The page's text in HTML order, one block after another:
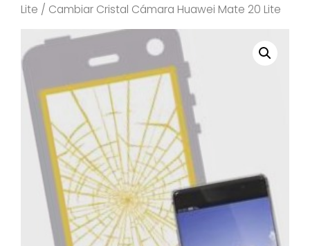
Lite / Cambiar Cristal Cámara Huawei Mate 20 Lite